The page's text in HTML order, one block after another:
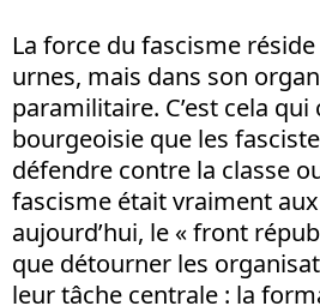
La force du fascisme
urnes, mais dans son
paramilitaire. C’est cela qui
bourgeoisie que les
défendre contre la classe
fascisme était vraiment
aujourd’hui, le « front
que détourner les
leur tâche centrale : la